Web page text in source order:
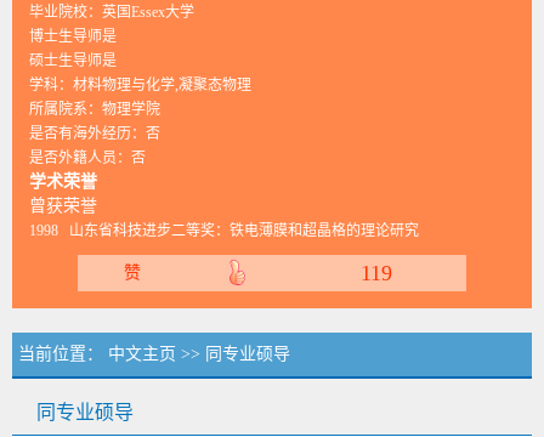
毕业院校：英国Essex大学
博士生导师是
硕士生导师是
学科：材料物理与化学,凝聚态物理
所属院系：物理学院
是否有海外经历：否
是否外籍人员：否
学术荣誉
曾获荣誉
1998 山东省科技进步二等奖：铁电薄膜和超晶格的理论研究
赞 119
当前位置： 中文主页 >> 同专业硕导
同专业硕导